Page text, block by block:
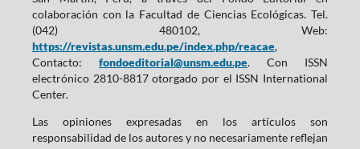
colaboración con la Facultad de Ciencias Ecológicas. Tel.
(042) 480102, Web:
https://revistas.unsm.edu.pe/index.php/reacae,
Contacto: fondoeditorial@unsm.edu.pe. Con ISSN
electrónico 2810-8817 otorgado por el ISSN International
Center.
Las opiniones expresadas en los artículos son
responsabilidad de los autores y no necesariamente reflejan